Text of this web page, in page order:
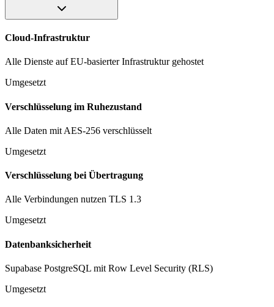
Cloud-Infrastruktur
Alle Dienste auf EU-basierter Infrastruktur gehostet
Umgesetzt
Verschlüsselung im Ruhezustand
Alle Daten mit AES-256 verschlüsselt
Umgesetzt
Verschlüsselung bei Übertragung
Alle Verbindungen nutzen TLS 1.3
Umgesetzt
Datenbanksicherheit
Supabase PostgreSQL mit Row Level Security (RLS)
Umgesetzt